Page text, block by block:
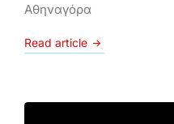
Αθηναγόρα
Read article